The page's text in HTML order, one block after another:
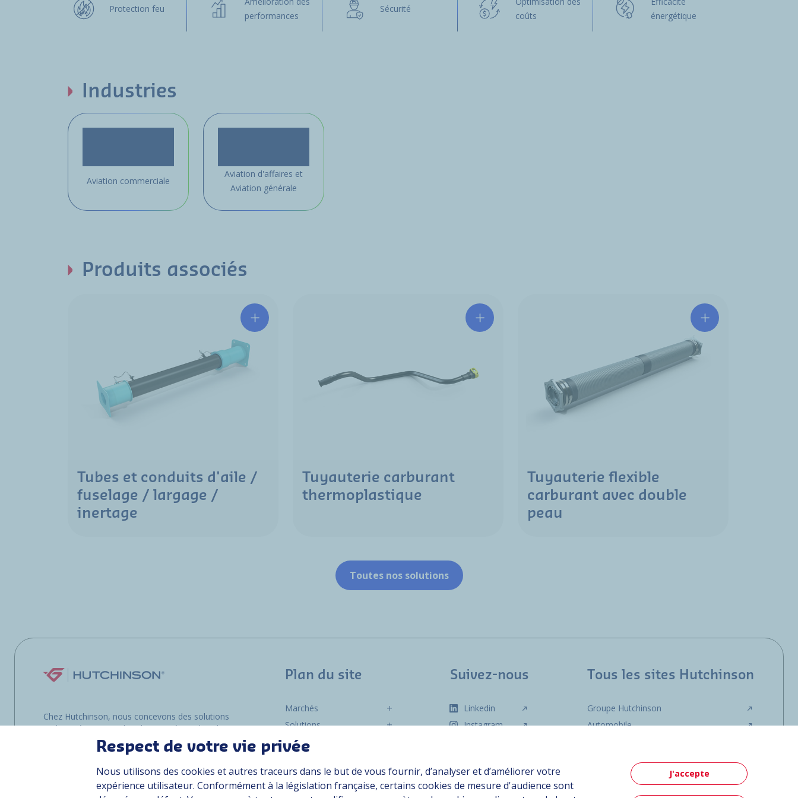
Protection feu
performances
Sécurité
coûts
énergétique
Industries
Aviation commerciale
Aviation d'affaires et
Aviation générale
Produits associés
Tubes et conduits d'aile /
fuselage / largage /
inertage
Tuyauterie carburant
thermoplastique
Tuyauterie flexible
carburant avec double
peau
Toutes nos solutions
Chez Hutchinson, nous concevons des solutions
multimatériaux pour les clients opérant dans les
environnements les plus exigeants, que ce soit
sur terre, dans les airs ou en mer.
Plan du site
Marchés
Solutions
Ressources
Carrière
Contact
Suivez-nous
Linkedin
Instagram
Tous les sites Hutchinson
Groupe Hutchinson
Automobile
Respect de votre vie privée
Nous utilisons des cookies et autres traceurs dans le but de vous fournir, d’analyser et d’améliorer votre
expérience utilisateur. Conformément à la législation française, certains cookies de mesure d'audience sont
J'accepte